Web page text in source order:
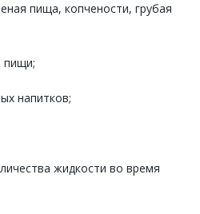
пища, копчености, грубая
пищи;
напитков;
жидкости во время